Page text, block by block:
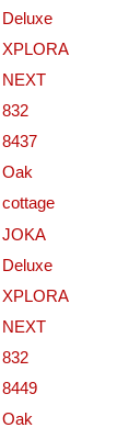
Deluxe
XPLORA
NEXT
832
8437
Oak
cottage
JOKA
Deluxe
XPLORA
NEXT
832
8449
Oak